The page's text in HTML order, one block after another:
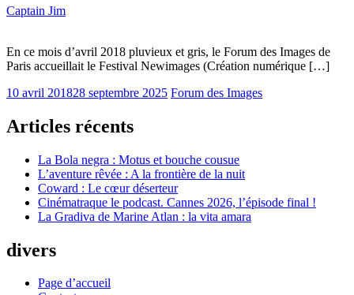
Captain Jim
En ce mois d’avril 2018 pluvieux et gris, le Forum des Images de
Paris accueillait le Festival Newimages (Création numérique […]
10 avril 201828 septembre 2025 Forum des Images
Articles récents
La Bola negra : Motus et bouche cousue
L’aventure rêvée : A la frontière de la nuit
Coward : Le cœur déserteur
Cinématraque le podcast. Cannes 2026, l’épisode final !
La Gradiva de Marine Atlan : la vita amara
divers
Page d’accueil